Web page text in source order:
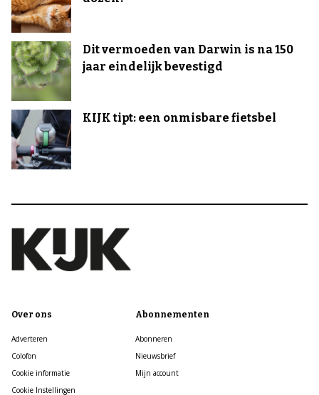
Dit vermoeden van Darwin is na 150
jaar eindelijk bevestigd
KIJK tipt: een onmisbare fietsbel
Over ons
Adverteren
Colofon
Cookie informatie
Cookie Instellingen
Abonnementen
Abonneren
Nieuwsbrief
Mijn account